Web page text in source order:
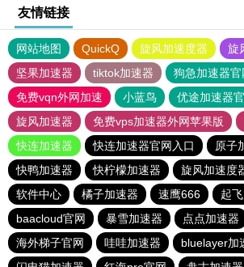
友情链接
网站地图 QuickQ 旋风加速度器
旋
坚果加速器
tiktok加速器
狗急加速器官
免费vqn外网加速
小蓝鸟 优途加速器
旋风加速器
免费vps加速器外网苹果版
快连加速器
快连加速器官网入口
原子
快鸭加速器
快柠檬加速器 旋风加速度
软件中心
橘子加速器 速鹰666
起
baacloud官网
暴雪加速器 点点加速器
海外梯子官网
哇哇加速器
bluelayer加